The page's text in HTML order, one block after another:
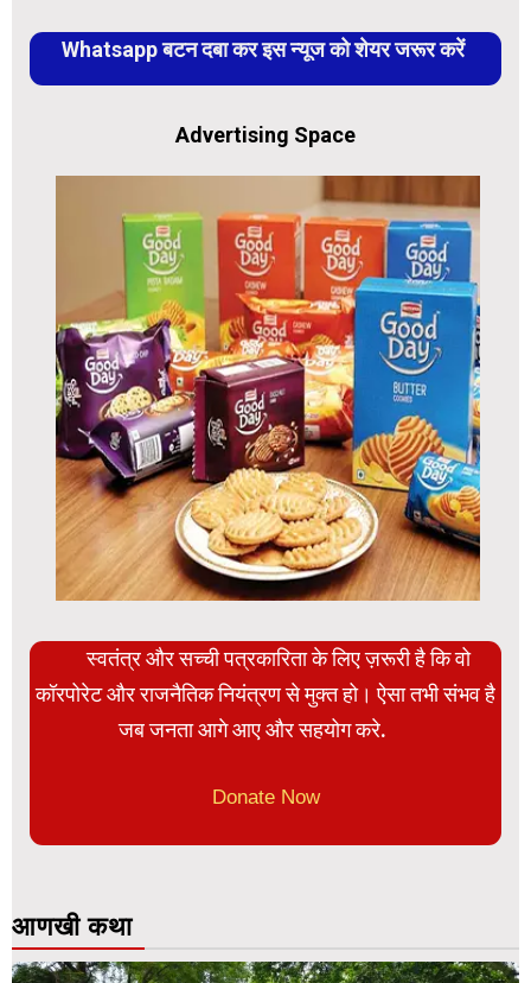
Whatsapp बटन दबा कर इस न्यूज को शेयर जरूर करें
Advertising Space
स्वतंत्र और सच्ची पत्रकारिता के लिए ज़रूरी है कि वो
कॉरपोरेट और राजनैतिक नियंत्रण से मुक्त हो। ऐसा तभी संभव है
जब जनता आगे आए और सहयोग करे.
Donate Now
आणखी कथा